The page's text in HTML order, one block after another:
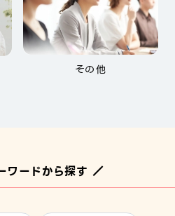
その他
ワードから探す ／